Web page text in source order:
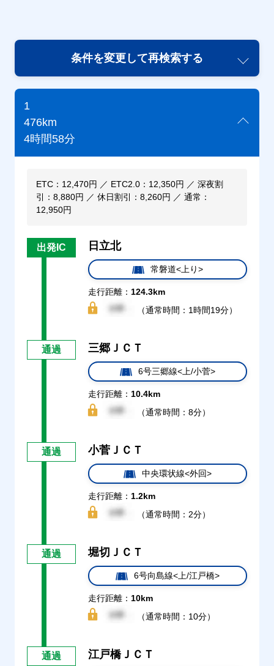
条件を変更して再検索する
1
476km
4時間58分
ETC：12,470円 ／ ETC2.0：12,350円 ／ 深夜割
引：8,880円 ／ 休日割引：8,260円 ／ 通常：
12,950円
出発IC 日立北
常磐道<上り>
走行距離： 124.3km
（通常時間：1時間19分）
通過 三郷ＪＣＴ
6号三郷線<上/小菅>
走行距離： 10.4km
（通常時間：8分）
通過 小菅ＪＣＴ
中央環状線<外回>
走行距離： 1.2km
（通常時間：2分）
通過 堀切ＪＣＴ
6号向島線<上/江戸橋>
走行距離： 10km
（通常時間：10分）
通過 江戸橋ＪＣＴ